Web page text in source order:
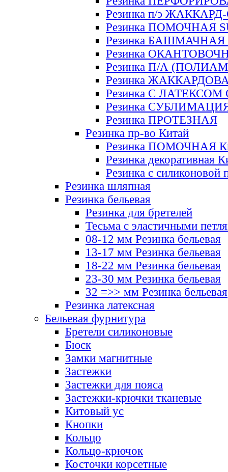
Резинка п/э
Резинка ПОМОЧНАЯ
Резинка БАШМАЧНАЯ
Резинка
Резинка П/А
Резинка
Резинка С ЛАТЕКСОМ
Резинка
Резинка ПРОТЕЗНАЯ
Резинка пр-во Китай
Резинка ПОМОЧНАЯ
Резинка декоративная
Резинка с силиконовой
Резинка шляпная
Резинка бельевая
Резинка для бретелей
Тесьма с эластичными
08-12 мм Резинка бельевая
13-17 мм Резинка бельевая
18-22 мм Резинка бельевая
23-30 мм Резинка бельевая
32 =>> мм Резинка бельевая
Резинка латексная
Бельевая фурнитура
Бретели силиконовые
Бюск
Замки магнитные
Застежки
Застежки для пояса
Застежки-крючки тканевые
Китовый ус
Кнопки
Кольцо
Кольцо-крючок
Косточки корсетные